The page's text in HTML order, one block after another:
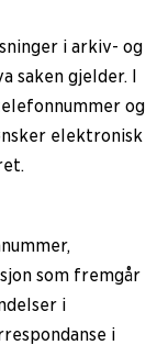
i arkiv- og
saken gjelder. I
og
elektronisk
som fremgår
i
i